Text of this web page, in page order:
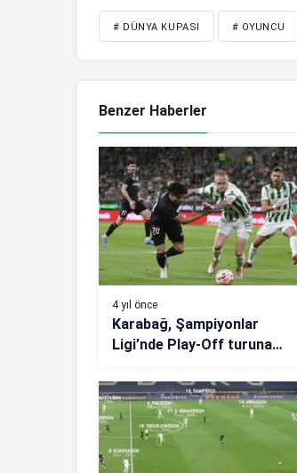
# DÜNYA KUPASI # OYUNCU
Benzer Haberler
4 yıl önce
Karabağ, Şampiyonlar
Ligi’nde Play-Off turuna